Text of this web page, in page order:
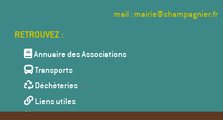
mail : mairie@champagnier.fr
Menu
Annuaire des Associations
Transports
Déchèteries
Liens utiles